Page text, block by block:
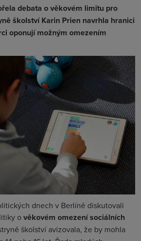
debata o věkovém limitu pro
školství Karin Prien navrhla hranici
oponují možným omezením
dnech v Berlíně diskutovali
ověkovém omezení sociálních
školství avizovala, že by mohla